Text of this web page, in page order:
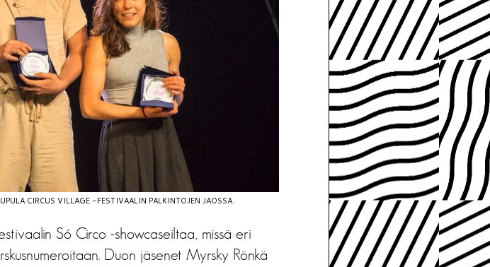
CIRCUS VILLAGE -FESTIVAALIN PALKINTOJEN JAOSSA.
Só Circo -showcaseiltaa, missä eri
Duon jäsenet Myrsky Rönkä